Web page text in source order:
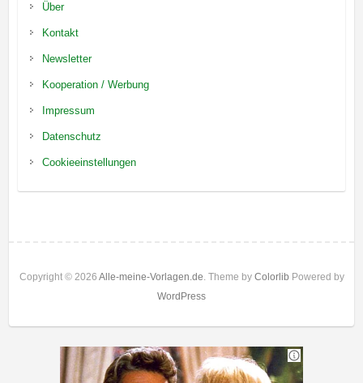
Über
Kontakt
Newsletter
Kooperation / Werbung
Impressum
Datenschutz
Cookieeinstellungen
Copyright © 2026 Alle-meine-Vorlagen.de. Theme by Colorlib Powered by
WordPress